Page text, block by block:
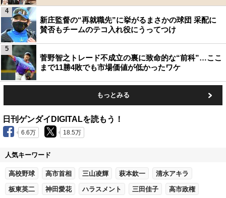
新庄監督の“再就職先”に挙がるまさかの球団 采配に
賛否もチームのテコ入れ役にうってつけ
4
菅野智之トレード不成立の裏に致命的な“前科”…ここ
まで11勝4敗でも市場価値が低かったワケ
5
もっとみる
日刊ゲンダイDIGITALを読もう！
6.6万 18.5万
人気キーワード
高校野球 高市首相 三山凌輝 萩本欽一 清水アキラ
板東英二 神田愛花 ハラスメント 三田佳子 高市政権